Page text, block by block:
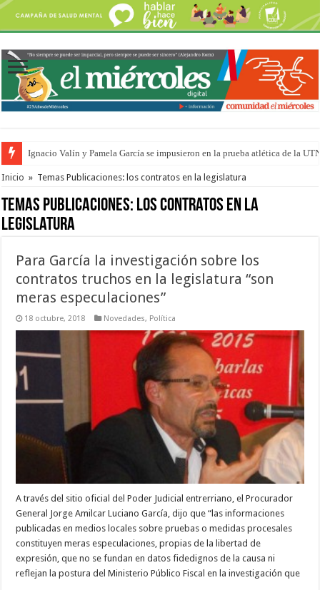
Ignacio Valín y Pamela García se impusieron en la prueba atlética de la
Traigo el litoral en mi canción: 100 años de Aníbal Sampayo
Inicio » Temas Publicaciones: los contratos en la legislatura
Temas Publicaciones: los contratos en la
legislatura
Para García la investigación sobre los
contratos truchos en la legislatura “son
meras especulaciones”
18 octubre, 2018 Novedades, Política
A través del sitio oficial del Poder Judicial entrerriano, el Procurador
General Jorge Amilcar Luciano García, dijo que “las informaciones
publicadas en medios locales sobre pruebas o medidas procesales
constituyen meras especulaciones, propias de la libertad de
expresión, que no se fundan en datos fidedignos de la causa ni
reflejan la postura del Ministerio Público Fiscal en la investigación que